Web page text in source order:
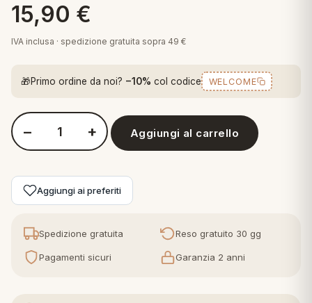
Letto
arredo
arredo
Step
in fibra
in piuma
Plaid Cartoons
Teli Mare Cartoons
Trapuntini Cartoons
15,90 €
IVA inclusa · spedizione gratuita sopra 49 €
🎁Primo ordine da noi? −10% col codice WELCOME
Quantità Tommy Hilfiger Asciugamani Viso e mani ospite o
− + Aggiungi al carrello
Aggiungi ai preferiti
Spedizione gratuita Reso gratuito 30 gg
Pagamenti sicuri Garanzia 2 anni